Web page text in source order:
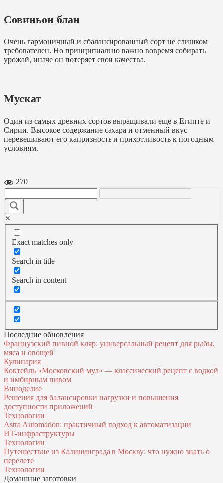
Совиньон блан
Очень гармоничный и сбалансированный сорт не слишком
требователен. Но принципиально важно вовремя собирать
урожай, иначе он потеряет свои качества.
Мускат
Один из самых древних сортов выращивали еще в Египте и
Сирии. Высокое содержание сахара и отменный вкус
перевешивают его капризность и прихотливость к погодным
условиям.
270
Exact matches only
Search in title
Search in content
Последние обновления
Французский пивной кляр: универсальный рецепт для рыбы,
мяса и овощей
Кулинария
Коктейль «Московский мул» — классический рецепт с водкой
и имбирным пивом
Виноделие
Решения для балансировки нагрузки и повышения
доступности приложений
Технологии
Astra Automation: практичный подход к автоматизации
ИТ‑инфраструктуры
Технологии
Путешествие из Калининграда в Москву: что нужно знать о
перелете
Технологии
Домашние заготовки